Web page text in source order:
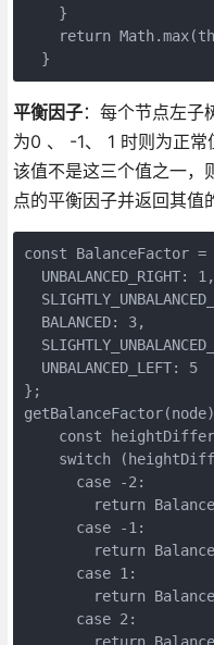
    }
return
  }
平衡因子：每个节点左子
为0 、 -1、 1 时则为正
该值不是这三个值之一，
点的平衡因子并返回其值
const BalanceFactor =
  UNBALANCED_RIGHT: 1,
  BALANCED: 3,
  UNBALANCED_LEFT: 5
};
const
switch
      case -2:
return
      case -1:
return
      case 1:
return
      case 2:
return